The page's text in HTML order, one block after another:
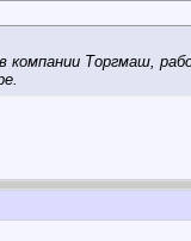
Торгмаш,